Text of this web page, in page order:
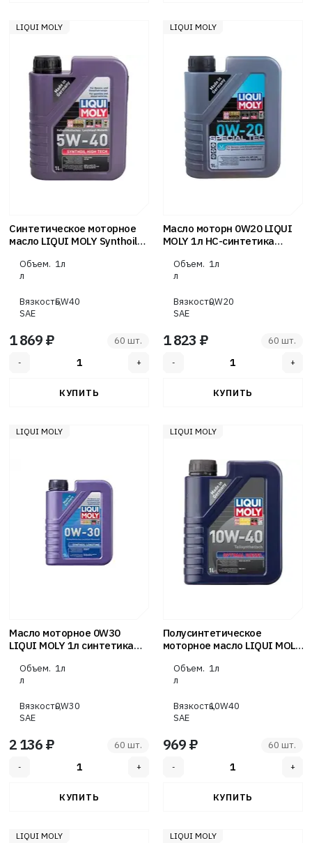
LIQUI MOLY
Синтетическое моторное
масло LIQUI MOLY Synthoil
1лОбъем.
л
1л
Вязкость,
SAE
5W40
1 869 ₽ 60 шт.
LIQUI MOLY
Масло моторн 0W20 LIQUI
MOLY 1л НС-синтетика
RBS0-2AE
Объем.
л
1л
Вязкость,
SAE
0W20
1 823 ₽ 60 шт.
LIQUI MOLY
Масло моторное 0W30
LIQUI MOLY 1л синтетика
Объем.
л
1л
Вязкость,
SAE
0W30
2 136 ₽ 60 шт.
LIQUI MOLY
Полусинтетическое
моторное масло LIQUI MOLY
Объем.
л
1л
Вязкость,
SAE
10W40
969 ₽ 60 шт.
LIQUI MOLY LIQUI MOLY